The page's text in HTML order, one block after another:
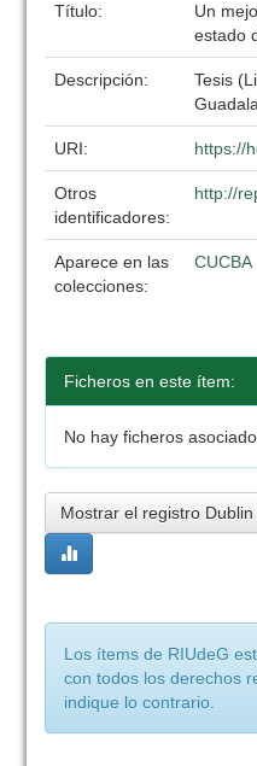
Título:
Un
estado
Descripción:
Tesis
URI: https://
Otros
identificadores:
http://
Aparece en las
colecciones:
CUCBA
Ficheros en este ítem:
No hay ficheros
Mostrar el registro
Los ítems de RIUdeG
con todos los derechos
indique lo contrario.